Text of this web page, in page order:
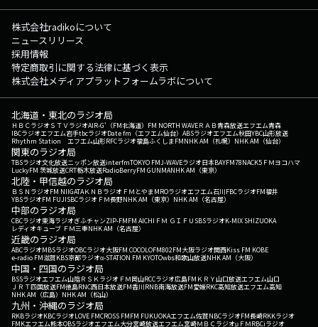
株式会社radikoについて
ニュースリリース
採用情報
特定商取引に関する法律に基づく表示
株式会社メディアプラットフォームラボについて
北海道・東北のラジオ局
ＨＢＣラジオＳＴＶラジオAIR-G'（FM北海道） FM NORTH WAVEＲＡＢ青森放送エフエム青森
IBCラジオエフエム岩手tbcラジオDate fm（エフエム仙台） ABSラジオエフエム秋田YBC山形放送
Rhythm Station エフエム山形RFCラジオ福島ふくしまFMNHK AM（札幌） NHK AM（仙台）
関東のラジオ局
TBSラジオ文化放送ニッポン放送interfmTOKYO FMJ-WAVEラジオ日本BAYFM78NACK5 ＦＭヨコハマ
LuckyFM 茨城放送CRT栃木放送RadioBerryFM GUNMANHK AM（東京）
北陸・甲信越のラジオ局
ＢＳＮラジオFM NIIGATAＫＮＢラジオ ＦＭとやまMROラジオエフエム石川FBCラジオFM福井
YBSラジオFM FUJISBCラジオ ＦＭ長野NHK AM（東京） NHK AM（名古屋）
中部のラジオ局
CBCラジオ東海ラジオぎふチャンZIP-FMFM AICHI ＦＭ ＧＩＦＵ SBSラジオK-MIX SHIZUOKA
レディオキューブ ＦＭ三重NHK AM（名古屋）
近畿のラジオ局
ABCラジオMBSラジオOBCラジオ大阪FM COCOLOFM802FM大阪ラジオ関西Kiss FM KOBE
e-radio FM滋賀KBS京都ラジオα-STATION FM KYOTOwbs和歌山放送NHK AM（大阪）
中国・四国のラジオ局
BSSラジオエフエム山陰ＲＳＫラジオ ＦＭ岡山RCCラジオ広島FM ＫＲＹ山口放送エフエム山口
ＪＲＴ四国放送FM徳島RNC西日本放送FM香川RNB南海放送FM愛媛RKC高知放送エフエム高知
NHK AM（広島） NHK AM（松山）
九州・沖縄のラジオ局
RKBラジオKBCラジオLOVE FMCROSS FMFM FUKUOKAエフエム佐賀NBCラジオFM長崎RKKラジオ
FMKエフエム熊本OBSラジオエフエム大分宮崎放送エフエム宮崎ＭＢＣラジオμＦＭRBCiラジオ